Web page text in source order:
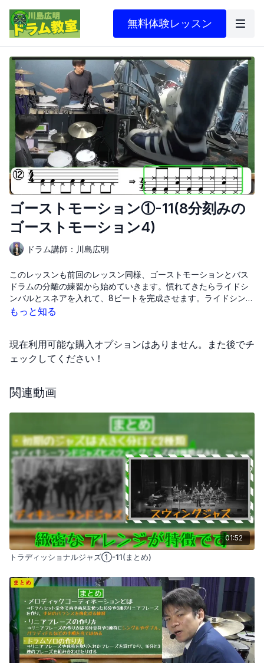
無料体験レッスン
ゴーストモーション①-11(8分刻みの
ゴーストモーション4)
ドラム講師：川島広明
このレッスンも前回のレッスン同様、ゴーストモーションとバス
ドラムの分離の練習から始めていきます。慣れてきたらライドシ
ンバルとスネアを入れて、8ビートを完成させます。ライドシンバ
ルとゴーストモーションは同じ8分音符なのでずれないように注意
もっと知る
現在利用可能な購入オプションはありません。また後でチ
ェックしてください！
関連動画
01:52
トラディッショナルジャズ①-11(まとめ)